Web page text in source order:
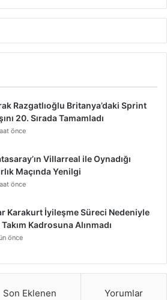
Razgatlıoğlu Britanya’daki Sprint
20. Sırada Tamamladı
önce
Villarreal ile Oynadığı
Maçında Yenilgi
önce
Karakurt İyileşme Süreci Nedeniyle
Kadrosuna Alınmadı
önce
Son Eklenen Yorumlar